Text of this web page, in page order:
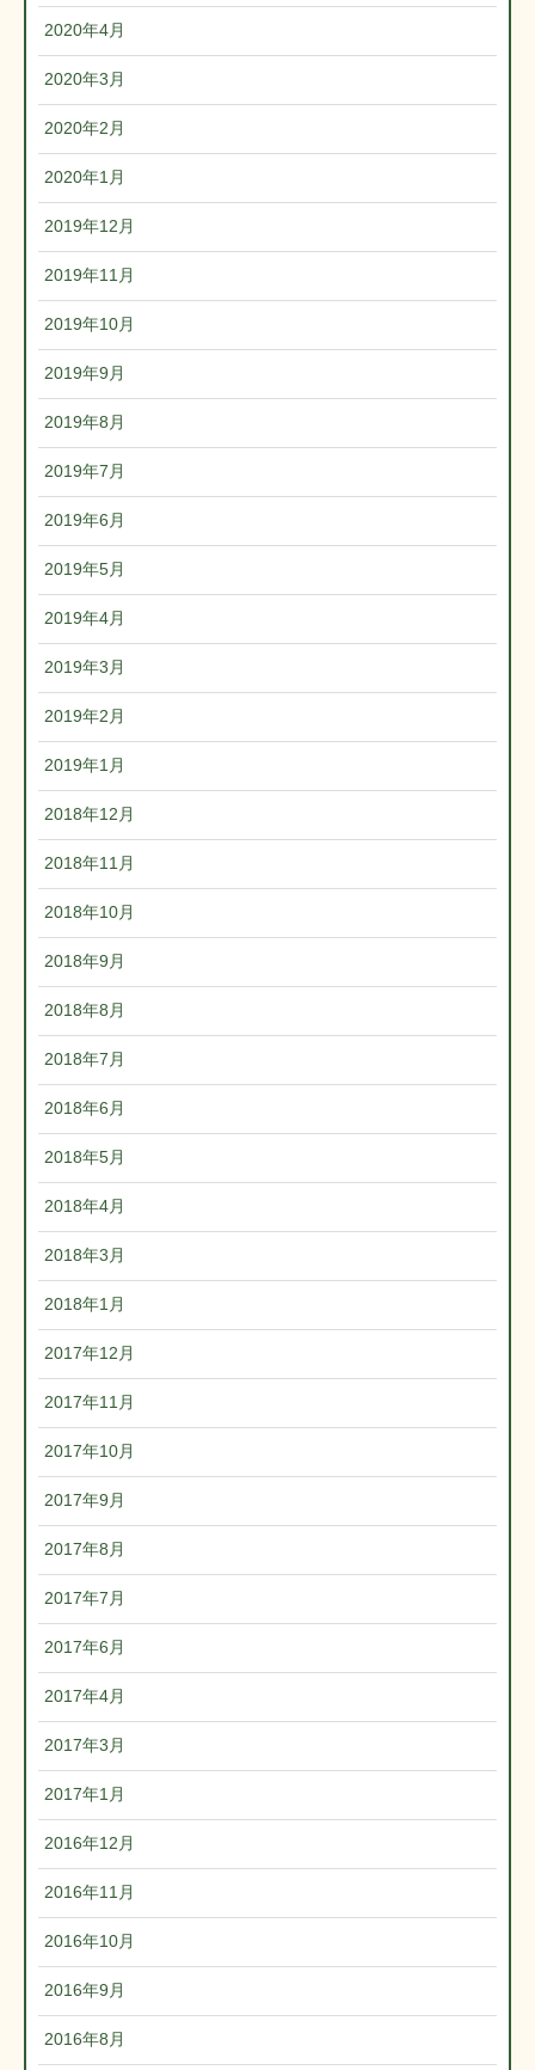
2020年4月
2020年3月
2020年2月
2020年1月
2019年12月
2019年11月
2019年10月
2019年9月
2019年8月
2019年7月
2019年6月
2019年5月
2019年4月
2019年3月
2019年2月
2019年1月
2018年12月
2018年11月
2018年10月
2018年9月
2018年8月
2018年7月
2018年6月
2018年5月
2018年4月
2018年3月
2018年1月
2017年12月
2017年11月
2017年10月
2017年9月
2017年8月
2017年7月
2017年6月
2017年4月
2017年3月
2017年1月
2016年12月
2016年11月
2016年10月
2016年9月
2016年8月